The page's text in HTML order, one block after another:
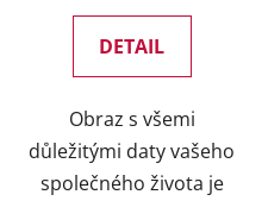
DETAIL
Obraz s všemi
důležitými daty vašeho
společného života je